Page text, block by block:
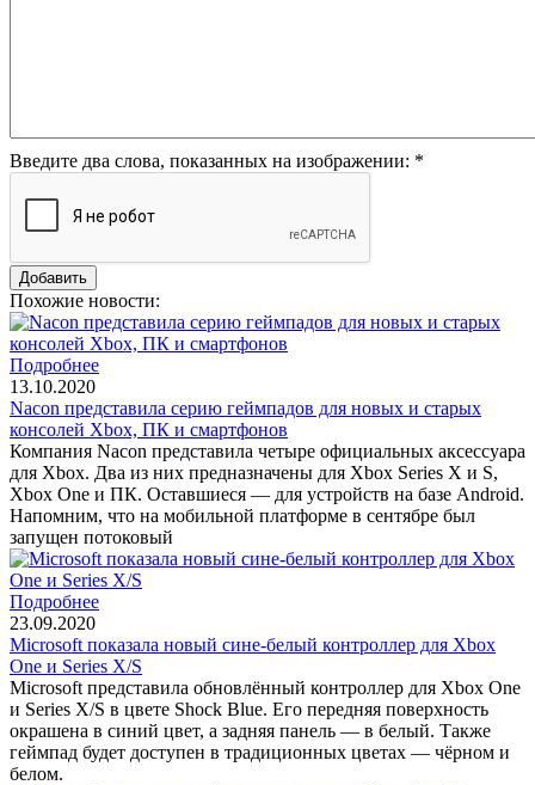
Введите два слова, показанных на изображении: *
Похожие новости:
Подробнее
13.10.2020
Nacon представила серию геймпадов для новых и старых
консолей Xbox, ПК и смартфонов
Компания Nacon представила четыре официальных аксессуара
для Xbox. Два из них предназначены для Xbox Series X и S,
Xbox One и ПК. Оставшиеся — для устройств на базе Android.
Напомним, что на мобильной платформе в сентябре был
запущен потоковый
Подробнее
23.09.2020
Microsoft показала новый сине-белый контроллер для Xbox
One и Series X/S
Microsoft представила обновлённый контроллер для Xbox One
и Series X/S в цвете Shock Blue. Его передняя поверхность
окрашена в синий цвет, а задняя панель — в белый. Также
геймпад будет доступен в традиционных цветах — чёрном и
белом.